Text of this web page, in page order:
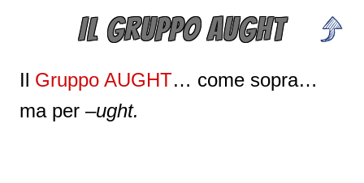
IL GRUPPO AUGHT
Il Gruppo AUGHT… come sopra…
ma per –ught.